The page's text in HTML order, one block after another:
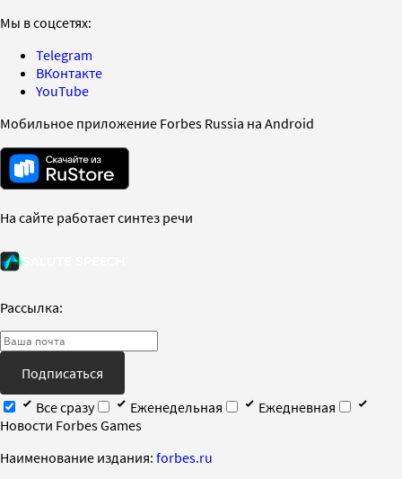
Мы в соцсетях:
Telegram
ВКонтакте
YouTube
Мобильное приложение Forbes Russia на Android
На сайте работает синтез речи
Рассылка:
Подписаться
Все сразу
Еженедельная
Ежедневная
Новости Forbes Games
Наименование издания: forbes.ru